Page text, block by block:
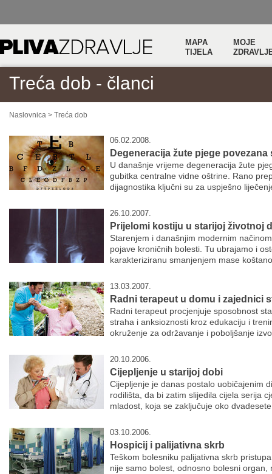
MAPA
TIJELA
MOJE
Treća dob - članci
Naslovnica > Treća dob
06.02.2008.
Degeneracija žute pjege povezana
U današnje vrijeme degeneracija žute
gubitka centralne vidne oštrine. Rano
dijagnostika ključni su za uspješno
26.10.2007.
Prijelomi kostiju u starijoj životnoj
Starenjem i današnjim modernim
pojave kroničnih bolesti. Tu ubrajamo i
karakteriziranu smanjenjem mase
13.03.2007.
Radni terapeut u domu i zajednici
Radni terapeut procjenjuje sposobnost
straha i anksioznosti kroz edukaciju i
okruženje za održavanje i poboljšanje
20.10.2006.
Cijepljenje u starijoj dobi
Cijepljenje je danas postalo uobičajenim
rodilišta, da bi zatim slijedila cijela serija
mladost, koja se zaključuje oko
03.10.2006.
Hospicij i palijativna skrb
Teškom bolesniku palijativna skrb
nije samo bolest, odnosno bolesni